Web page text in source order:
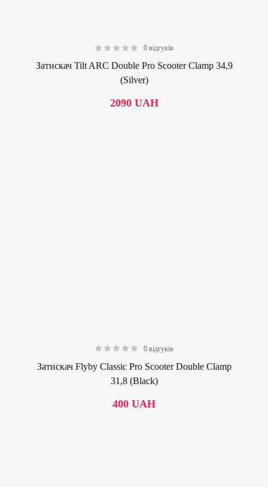
0 відгуків
Затискач Tilt ARC Double Pro Scooter Clamp 34,9
(Silver)
2090 UAH
0 відгуків
Затискач Flyby Classic Pro Scooter Double Clamp
31,8 (Black)
400 UAH